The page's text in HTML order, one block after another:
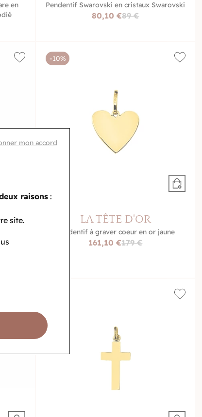
mon accord
raisons :
site.
en
Pendentif Swarovski en cristaux Swarovski
80,10 €89 €
-10%
LA TÊTE D'OR
Pendentif à graver coeur en or jaune
161,10 €179 €